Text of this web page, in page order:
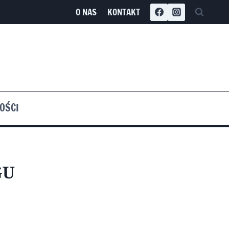
O NAS KONTAKT